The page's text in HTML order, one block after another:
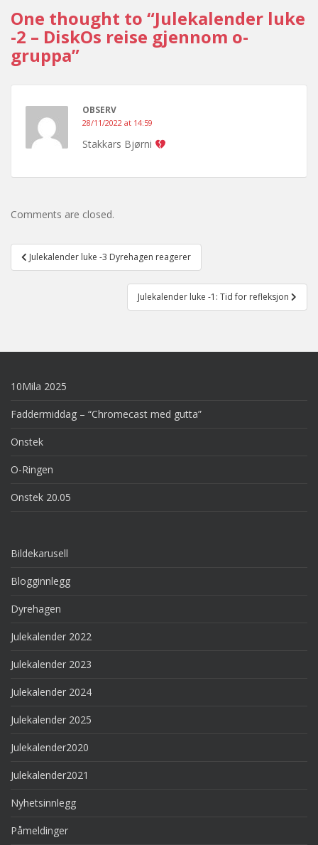
One thought to “Julekalender luke
-2 – DiskOs reise gjennom o-
gruppa”
OBSERV
28/11/2022 at 14:59
Stakkars Bjørni
Comments are closed.
Post
navigation
Julekalender luke -3 Dyrehagen reagerer
Julekalender luke -1: Tid for refleksjon
10Mila 2025
Faddermiddag – “Chromecast med gutta”
Onstek
O-Ringen
Onstek 20.05
Bildekarusell
Blogginnlegg
Dyrehagen
Julekalender 2022
Julekalender 2023
Julekalender 2024
Julekalender 2025
Julekalender2020
Julekalender2021
Nyhetsinnlegg
Påmeldinger